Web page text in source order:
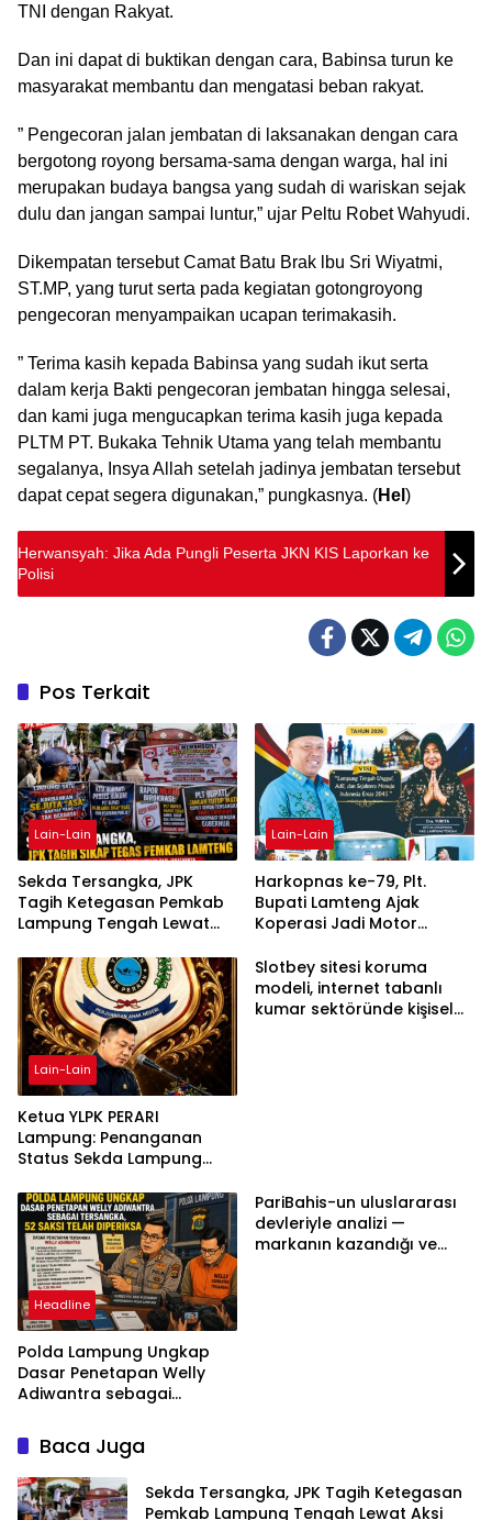
TNI dengan Rakyat.
Dan ini dapat di buktikan dengan cara, Babinsa turun ke
masyarakat membantu dan mengatasi beban rakyat.
” Pengecoran jalan jembatan di laksanakan dengan cara
bergotong royong bersama-sama dengan warga, hal ini
merupakan budaya bangsa yang sudah di wariskan sejak
dulu dan jangan sampai luntur,” ujar Peltu Robet Wahyudi.
Dikempatan tersebut Camat Batu Brak lbu Sri Wiyatmi,
ST.MP, yang turut serta pada kegiatan gotongroyong
pengecoran menyampaikan ucapan terimakasih.
” Terima kasih kepada Babinsa yang sudah ikut serta
dalam kerja Bakti pengecoran jembatan hingga selesai,
dan kami juga mengucapkan terima kasih juga kepada
PLTM PT. Bukaka Tehnik Utama yang telah membantu
segalanya, Insya Allah setelah jadinya jembatan tersebut
dapat cepat segera digunakan,” pungkasnya. (Hel )
Herwansyah: Jika Ada Pungli Peserta JKN KIS Laporkan ke
Polisi
Pos Terkait
Lain-Lain
Sekda Tersangka, JPK
Tagih Ketegasan Pemkab
Lampung Tengah Lewat
Lain-Lain
Harkopnas ke-79, Plt.
Bupati Lamteng Ajak
Koperasi Jadi Motor
Lain-Lain
Ketua YLPK PERARI
Lampung: Penanganan
Status Sekda Lampung
Berdasarkan Aturan,
Bukan Tekanan Opini
Slotbey sitesi koruma
modeli, internet tabanlı
kumar sektöründe kişisel
Headline
Polda Lampung Ungkap
Dasar Penetapan Welly
Adiwantra sebagai
Diperiksa
PariBahis-un uluslararası
devleriyle analizi —
markanın kazandığı ve
Baca Juga
Sekda Tersangka, JPK Tagih Ketegasan
Pemkab Lampung Tengah Lewat Aksi